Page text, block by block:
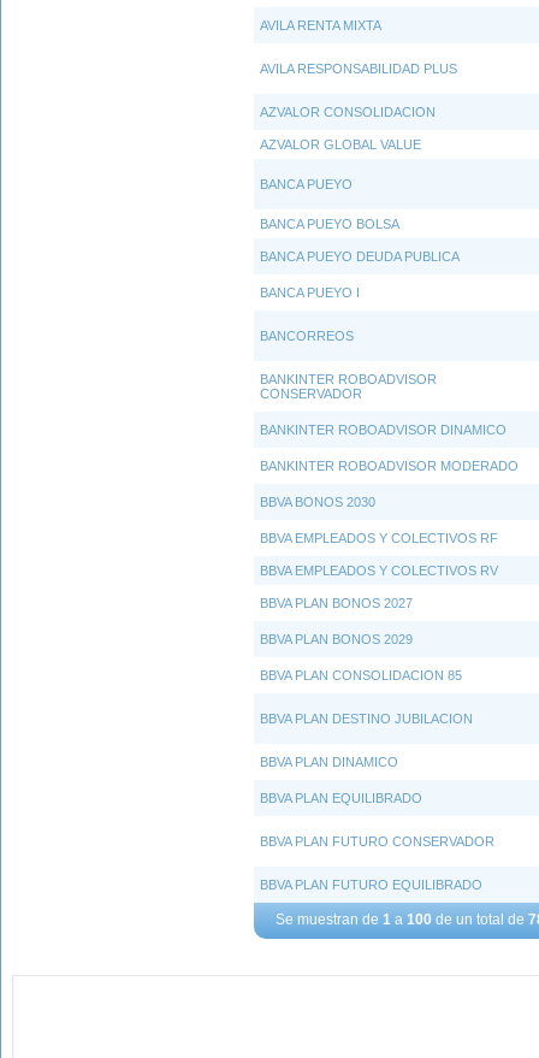
Se muestran de 1 a 100 de un total de
AVILA RENTA MIXTA
AVILA RESPONSABILIDAD PLUS
AZVALOR CONSOLIDACION
AZVALOR GLOBAL VALUE
BANCA PUEYO
BANCA PUEYO BOLSA
BANCA PUEYO DEUDA PUBLICA
BANCA PUEYO I
BANCORREOS
BANKINTER ROBOADVISOR
CONSERVADOR
BANKINTER ROBOADVISOR DINAMICO
BANKINTER ROBOADVISOR MODERADO
BBVA BONOS 2030
BBVA EMPLEADOS Y COLECTIVOS RF
BBVA EMPLEADOS Y COLECTIVOS RV
BBVA PLAN BONOS 2027
BBVA PLAN BONOS 2029
BBVA PLAN CONSOLIDACION 85
BBVA PLAN DESTINO JUBILACION
BBVA PLAN DINAMICO
BBVA PLAN EQUILIBRADO
BBVA PLAN FUTURO CONSERVADOR
BBVA PLAN FUTURO EQUILIBRADO